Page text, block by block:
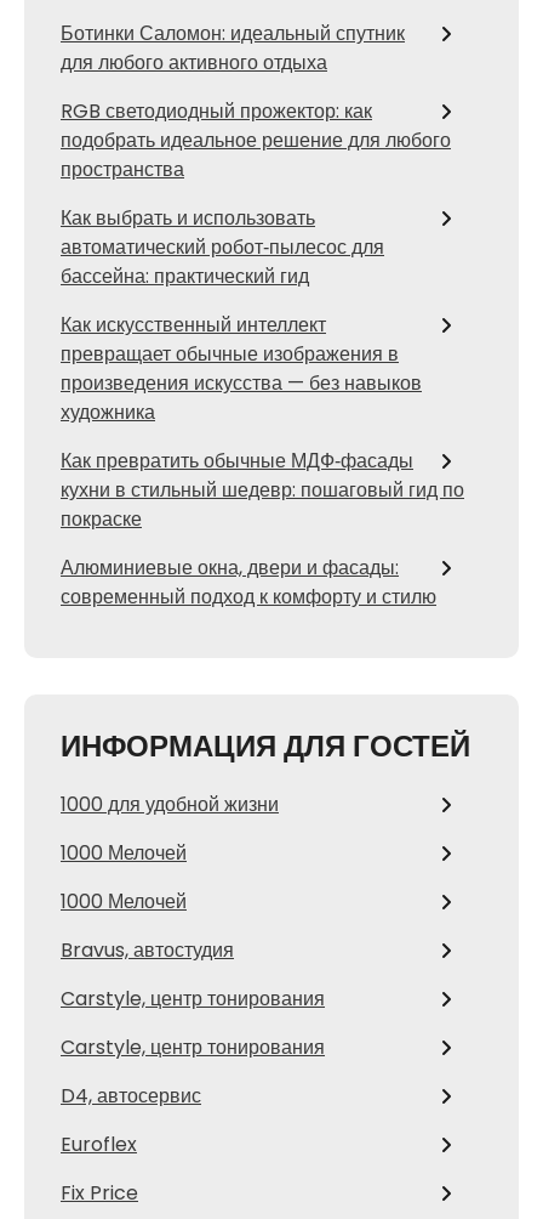
Ботинки Саломон: идеальный спутник
для любого активного отдыха
RGB светодиодный прожектор: как
подобрать идеальное решение для любого
пространства
Как выбрать и использовать
автоматический робот‑пылесос для
бассейна: практический гид
Как искусственный интеллект
превращает обычные изображения в
произведения искусства — без навыков
художника
Как превратить обычные МДФ‑фасады
кухни в стильный шедевр: пошаговый гид по
покраске
Алюминиевые окна, двери и фасады:
современный подход к комфорту и стилю
ИНФОРМАЦИЯ ДЛЯ ГОСТЕЙ
1000 для удобной жизни
1000 Мелочей
1000 Мелочей
Bravus, автостудия
Carstyle, центр тонирования
Carstyle, центр тонирования
D4, автосервис
Euroflex
Fix Price